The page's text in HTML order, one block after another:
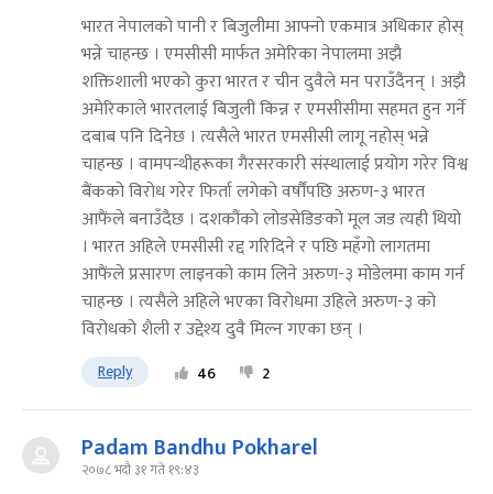
भारत नेपालको पानी र बिजुलीमा आफ्नो एकमात्र अधिकार होस्
भन्ने चाहन्छ । एमसीसी मार्फत अमेरिका नेपालमा अझै
शक्तिशाली भएको कुरा भारत र चीन दुवैले मन पराउँदैनन् । अझै
अमेरिकाले भारतलाई बिजुली किन्न र एमसीसीमा सहमत हुन गर्ने
दबाब पनि दिनेछ । त्यसैले भारत एमसीसी लागू नहोस् भन्ने
चाहन्छ । वामपन्थीहरूका गैरसरकारी संस्थालाई प्रयोग गरेर विश्व
बैंकको विरोध गरेर फिर्ता लगेको वर्षौंपछि अरुण-३ भारत
आफैंले बनाउँदैछ । दशकौंको लोडसेडिङको मूल जड त्यही थियो
। भारत अहिले एमसीसी रद्द गरिदिने र पछि महँगो लागतमा
आफैंले प्रसारण लाइनको काम लिने अरुण-३ मोडेलमा काम गर्न
चाहन्छ । त्यसैले अहिले भएका विरोधमा उहिले अरुण-३ को
विरोधको शैली र उद्देश्य दुवै मिल्न गएका छन् ।
Reply 46 2
Padam Bandhu Pokharel
२०७८ भदौ ३१ गते १९:४३